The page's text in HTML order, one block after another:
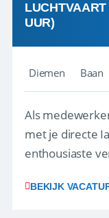
UUR)
Diemen Baan
Als
met je directe
enthousiaste
en tarieven
BEKIJK